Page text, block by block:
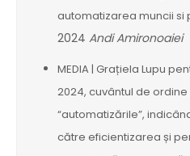
automatizarea muncii si
2024 Andi Amironoaiei
MEDIA | Grațiela Lupu
2024, cuvântul de
“automatizările”,
către eficientizarea și